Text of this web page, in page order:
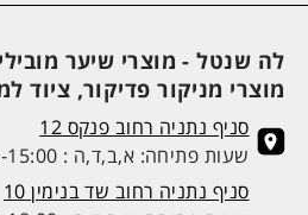
לה שנטל - מוצרי שיער
מוצרי מניקור פדיקור, ציוד
סניף נתניה רחוב פנקס 12
שעות פתיחה: א,ב,ד,ה : 9:00-15:00, ג: 9:00-13:00
סניף נתניה רחוב שד בנימין 10